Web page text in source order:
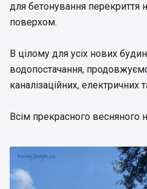
для бетонування перекриття
поверхом.
В цілому для усіх нових
водопостачання,
каналізаційних,
Всім прекрасного весняного